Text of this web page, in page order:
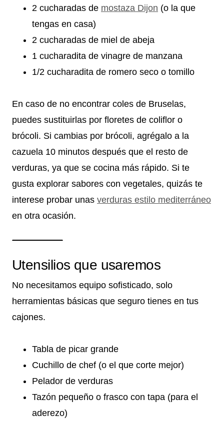
2 cucharadas de mostaza Dijon (o la que
tengas en casa)
2 cucharadas de miel de abeja
1 cucharadita de vinagre de manzana
1/2 cucharadita de romero seco o tomillo
En caso de no encontrar coles de Bruselas,
puedes sustituirlas por floretes de coliflor o
brócoli. Si cambias por brócoli, agrégalo a la
cazuela 10 minutos después que el resto de
verduras, ya que se cocina más rápido. Si te
gusta explorar sabores con vegetales, quizás te
interese probar unas verduras estilo mediterráneo
en otra ocasión.
Utensilios que usaremos
No necesitamos equipo sofisticado, solo
herramientas básicas que seguro tienes en tus
cajones.
Tabla de picar grande
Cuchillo de chef (o el que corte mejor)
Pelador de verduras
Tazón pequeño o frasco con tapa (para el
aderezo)